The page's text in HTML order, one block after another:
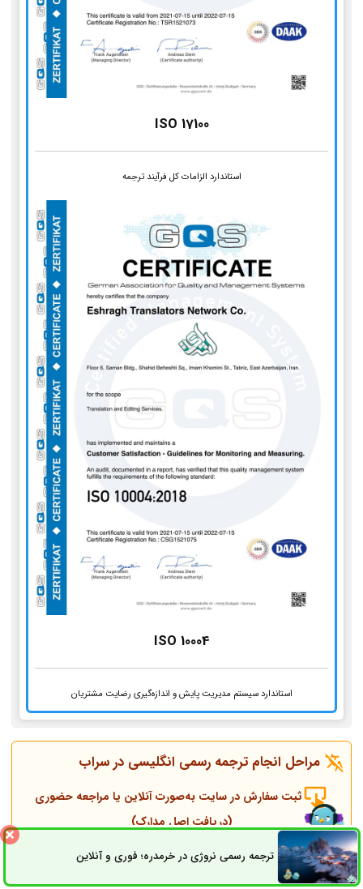
ISO 17100
استاندارد الزامات کل فرآیند ترجمه
ISO 10004
استاندارد سیستم مدیریت پایش و اندازه‌گیری رضایت مشتریان
مراحل انجام ترجمه رسمی انگلیسی درسراب
ثبت سفارش در سایت به‌صورت آنلاین یا مراجعه حضوری
(دریافت اصل مدارک)
ترجمه رسمی نروژی در خرمدره؛ فوری و آنلاینثبت سفارش راه های ارتباطی